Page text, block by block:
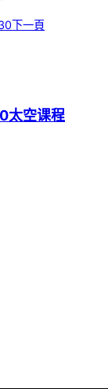
下一頁
太空课程